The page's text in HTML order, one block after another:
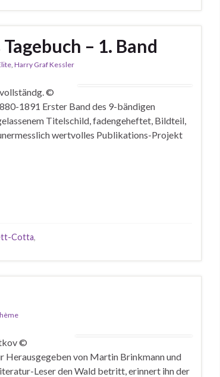
– 1. Band
, Harry Graf Kessler
©
1891 Erster Band des 9-bändigen
Titelschild, fadengeheftet, Bildteil,
wertvolles Publikations-Projekt
Cotta,
©
von Martin Brinkmann und
Leser den Wald betritt, erinnert ihn der